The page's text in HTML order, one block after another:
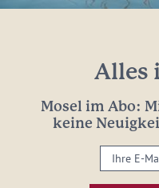
Alles
Mosel im Abo:
keine
Ihre
E-